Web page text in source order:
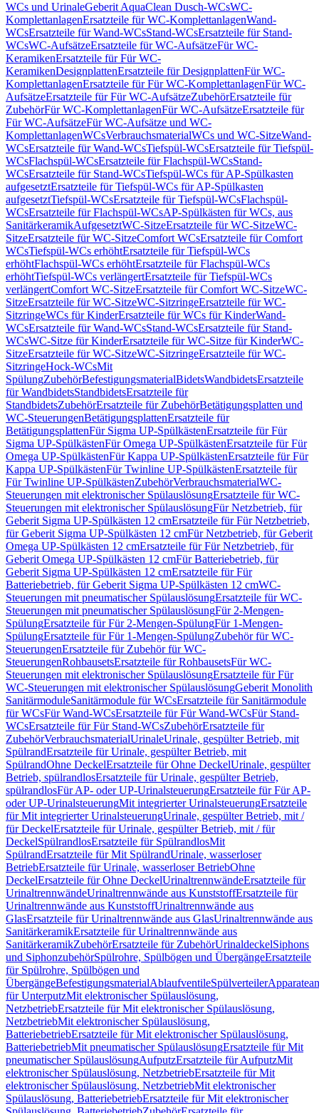
WCs und UrinaleGeberit AquaClean Dusch-WCsWC-
KomplettanlagenErsatzteile für WC-KomplettanlagenWand-
WCsErsatzteile für Wand-WCsStand-WCsErsatzteile für Stand-
WCsWC-AufsätzeErsatzteile für WC-AufsätzeFür WC-
KeramikenErsatzteile für Für WC-
KeramikenDesignplattenErsatzteile für DesignplattenFür WC-
KomplettanlagenErsatzteile für Für WC-KomplettanlagenFür WC-
AufsätzeErsatzteile für Für WC-AufsätzeZubehörErsatzteile für
ZubehörFür WC-KomplettanlagenFür WC-AufsätzeErsatzteile für
Für WC-AufsätzeFür WC-Aufsätze und WC-
KomplettanlagenWCsVerbrauchsmaterialWCs und WC-SitzeWand-
WCsErsatzteile für Wand-WCsTiefspül-WCsErsatzteile für Tiefspül-
WCsFlachspül-WCsErsatzteile für Flachspül-WCsStand-
WCsErsatzteile für Stand-WCsTiefspül-WCs für AP-Spülkasten
aufgesetztErsatzteile für Tiefspül-WCs für AP-Spülkasten
aufgesetztTiefspül-WCsErsatzteile für Tiefspül-WCsFlachspül-
WCsErsatzteile für Flachspül-WCsAP-Spülkästen für WCs, aus
SanitärkeramikAufgesetztWC-SitzeErsatzteile für WC-SitzeWC-
SitzeErsatzteile für WC-SitzeComfort WCsErsatzteile für Comfort
WCsTiefspül-WCs erhöhtErsatzteile für Tiefspül-WCs
erhöhtFlachspül-WCs erhöhtErsatzteile für Flachspül-WCs
erhöhtTiefspül-WCs verlängertErsatzteile für Tiefspül-WCs
verlängertComfort WC-SitzeErsatzteile für Comfort WC-SitzeWC-
SitzeErsatzteile für WC-SitzeWC-SitzringeErsatzteile für WC-
SitzringeWCs für KinderErsatzteile für WCs für KinderWand-
WCsErsatzteile für Wand-WCsStand-WCsErsatzteile für Stand-
WCsWC-Sitze für KinderErsatzteile für WC-Sitze für KinderWC-
SitzeErsatzteile für WC-SitzeWC-SitzringeErsatzteile für WC-
SitzringeHock-WCsMit
SpülungZubehörBefestigungsmaterialBidetsWandbidetsErsatzteile
für WandbidetsStandbidetsErsatzteile für
StandbidetsZubehörErsatzteile für ZubehörBetätigungsplatten und
WC-SteuerungenBetätigungsplattenErsatzteile für
BetätigungsplattenFür Sigma UP-SpülkästenErsatzteile für Für
Sigma UP-SpülkästenFür Omega UP-SpülkästenErsatzteile für Für
Omega UP-SpülkästenFür Kappa UP-SpülkästenErsatzteile für Für
Kappa UP-SpülkästenFür Twinline UP-SpülkästenErsatzteile für
Für Twinline UP-SpülkästenZubehörVerbrauchsmaterialWC-
Steuerungen mit elektronischer SpülauslösungErsatzteile für WC-
Steuerungen mit elektronischer SpülauslösungFür Netzbetrieb, für
Geberit Sigma UP-Spülkästen 12 cmErsatzteile für Für Netzbetrieb,
für Geberit Sigma UP-Spülkästen 12 cmFür Netzbetrieb, für Geberit
Omega UP-Spülkästen 12 cmErsatzteile für Für Netzbetrieb, für
Geberit Omega UP-Spülkästen 12 cmFür Batteriebetrieb, für
Geberit Sigma UP-Spülkästen 12 cmErsatzteile für Für
Batteriebetrieb, für Geberit Sigma UP-Spülkästen 12 cmWC-
Steuerungen mit pneumatischer SpülauslösungErsatzteile für WC-
Steuerungen mit pneumatischer SpülauslösungFür 2-Mengen-
SpülungErsatzteile für Für 2-Mengen-SpülungFür 1-Mengen-
SpülungErsatzteile für Für 1-Mengen-SpülungZubehör für WC-
SteuerungenErsatzteile für Zubehör für WC-
SteuerungenRohbausetsErsatzteile für RohbausetsFür WC-
Steuerungen mit elektronischer SpülauslösungErsatzteile für Für
WC-Steuerungen mit elektronischer SpülauslösungGeberit Monolith
SanitärmoduleSanitärmodule für WCsErsatzteile für Sanitärmodule
für WCsFür Wand-WCsErsatzteile für Für Wand-WCsFür Stand-
WCsErsatzteile für Für Stand-WCsZubehörErsatzteile für
ZubehörVerbrauchsmaterialUrinaleUrinale, gespülter Betrieb, mit
SpülrandErsatzteile für Urinale, gespülter Betrieb, mit
SpülrandOhne DeckelErsatzteile für Ohne DeckelUrinale, gespülter
Betrieb, spülrandlosErsatzteile für Urinale, gespülter Betrieb,
spülrandlosFür AP- oder UP-UrinalsteuerungErsatzteile für Für AP-
oder UP-UrinalsteuerungMit integrierter UrinalsteuerungErsatzteile
für Mit integrierter UrinalsteuerungUrinale, gespülter Betrieb, mit /
für DeckelErsatzteile für Urinale, gespülter Betrieb, mit / für
DeckelSpülrandlosErsatzteile für SpülrandlosMit
SpülrandErsatzteile für Mit SpülrandUrinale, wasserloser
BetriebErsatzteile für Urinale, wasserloser BetriebOhne
DeckelErsatzteile für Ohne DeckelUrinaltrennwändeErsatzteile für
UrinaltrennwändeUrinaltrennwände aus KunststoffErsatzteile für
Urinaltrennwände aus KunststoffUrinaltrennwände aus
GlasErsatzteile für Urinaltrennwände aus GlasUrinaltrennwände aus
SanitärkeramikErsatzteile für Urinaltrennwände aus
SanitärkeramikZubehörErsatzteile für ZubehörUrinaldeckelSiphons
und SiphonzubehörSpülrohre, Spülbögen und ÜbergängeErsatzteile
für Spülrohre, Spülbögen und
ÜbergängeBefestigungsmaterialAblaufventileSpülverteiler
für UnterputzMit elektronischer Spülauslösung,
NetzbetriebErsatzteile für Mit elektronischer Spülauslösung,
NetzbetriebMit elektronischer Spülauslösung,
BatteriebetriebErsatzteile für Mit elektronischer Spülauslösung,
BatteriebetriebMit pneumatischer SpülauslösungErsatzteile für Mit
pneumatischer SpülauslösungAufputzErsatzteile für AufputzMit
elektronischer Spülauslösung, NetzbetriebErsatzteile für Mit
elektronischer Spülauslösung, NetzbetriebMit elektronischer
Spülauslösung, BatteriebetriebErsatzteile für Mit elektronischer